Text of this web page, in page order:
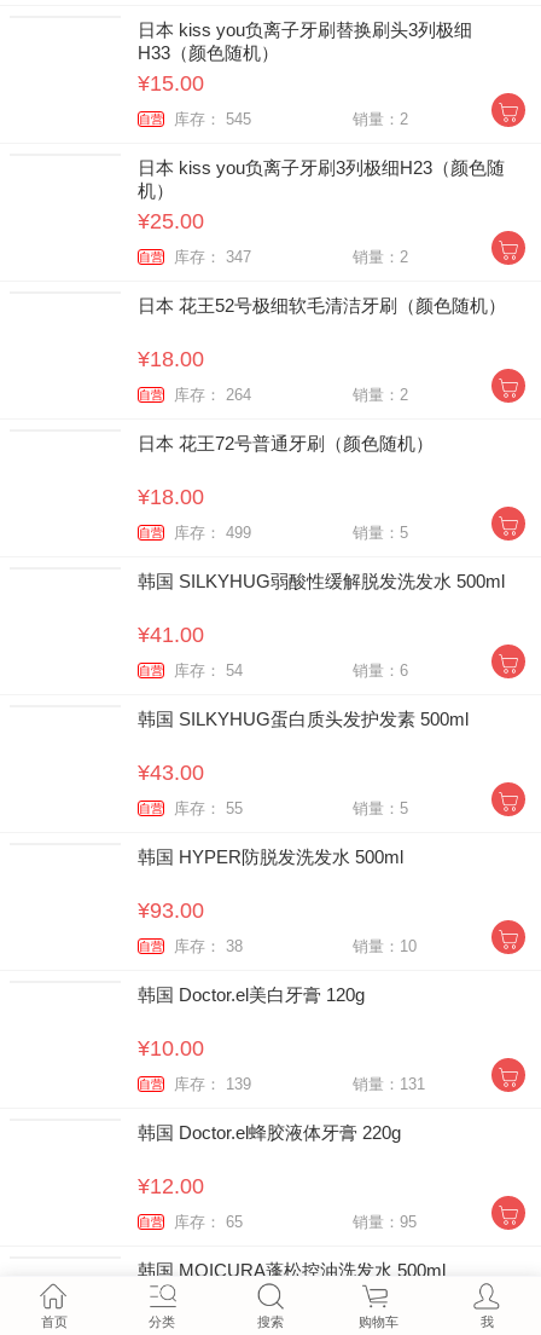
日本 kiss you负离子牙刷替换刷头3列极细
H33（颜色随机）
¥15.00
自营 库存： 545 销量：2
日本 kiss you负离子牙刷3列极细H23（颜色随
机）
¥25.00
自营 库存： 347 销量：2
日本 花王52号极细软毛清洁牙刷（颜色随机）
¥18.00
自营 库存： 264 销量：2
日本 花王72号普通牙刷（颜色随机）
¥18.00
自营 库存： 499 销量：5
韩国 SILKYHUG弱酸性缓解脱发洗发水 500ml
¥41.00
自营 库存： 54 销量：6
韩国 SILKYHUG蛋白质头发护发素 500ml
¥43.00
自营 库存： 55 销量：5
韩国 HYPER防脱发洗发水 500ml
¥93.00
自营 库存： 38 销量：10
韩国 Doctor.el美白牙膏 120g
¥10.00
自营 库存： 139 销量：131
韩国 Doctor.el蜂胶液体牙膏 220g
¥12.00
自营 库存： 65 销量：95
韩国 MOICURA蓬松控油洗发水 500ml
¥72.00
首页 分类 搜索 购物车 我